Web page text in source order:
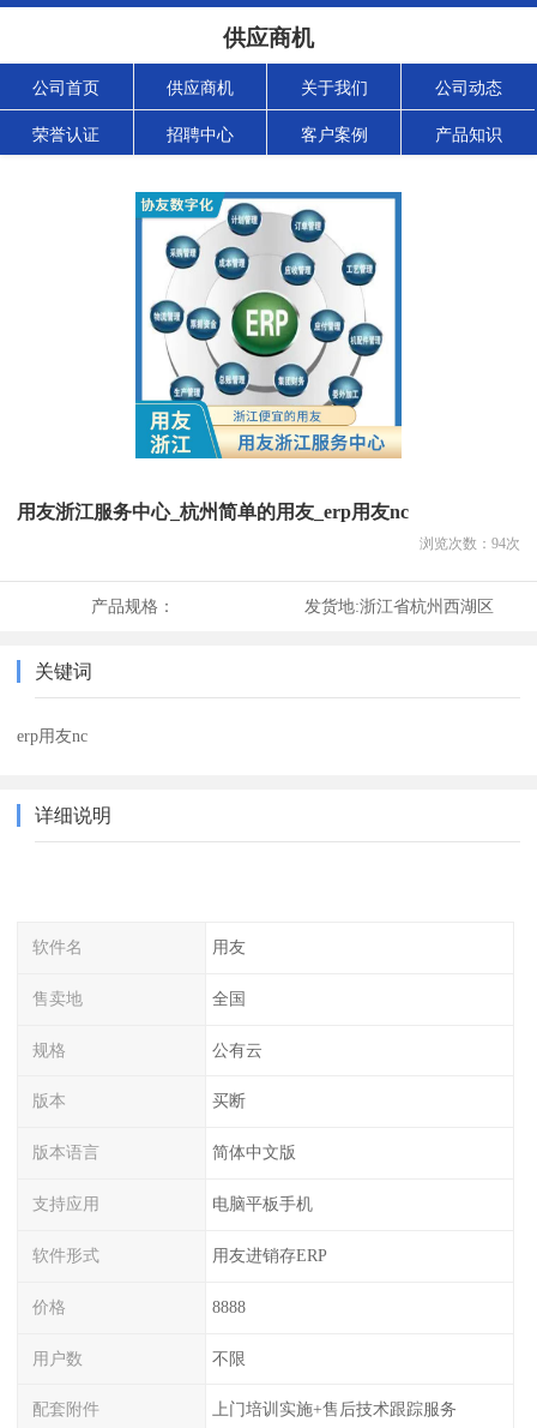
供应商机
公司首页 供应商机 关于我们 公司动态
荣誉认证 招聘中心 客户案例 产品知识
用友浙江服务中心_杭州简单的用友_erp用友nc
浏览次数： 94次
产品规格： 发货地:浙江省杭州西湖区
关键词
erp用友nc
详细说明
软件名 用友
售卖地 全国
规格 公有云
版本 买断
版本语言 简体中文版
支持应用 电脑平板手机
软件形式 用友进销存ERP
价格 8888
用户数 不限
配套附件 上门培训实施+售后技术跟踪服务